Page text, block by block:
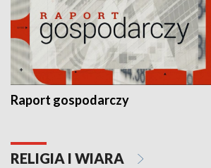
Raport gospodarczy
RELIGIA I WIARA